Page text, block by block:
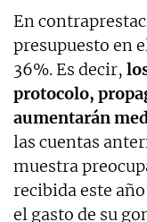
En
presupuesto en
36%. Es decir,
protocolo,
aumentarán
las cuentas
muestra
recibida este
el gasto de su